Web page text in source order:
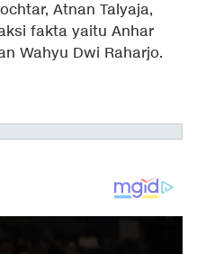
Atnan Talyaja,
fakta yaitu Anhar
Wahyu Dwi Raharjo.